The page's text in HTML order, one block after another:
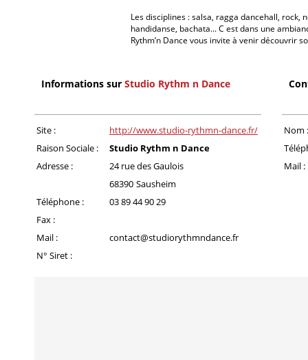
Les disciplines : salsa, ragga dancehall, rock,
handidanse, bachata... C est dans une
Rythm’n Dance vous invite à venir découvrir
Informations sur Studio Rythm n Dance
Site :
http://www.studio-rythmn-dance.fr/
Raison Sociale :
Studio Rythm n Dance
Adresse :
24 rue des Gaulois
68390 Sausheim
Téléphone :
03 89 44 90 29
Fax :
Mail :
contact@studiorythmndance.fr
N° Siret :
Nom :
Mail :